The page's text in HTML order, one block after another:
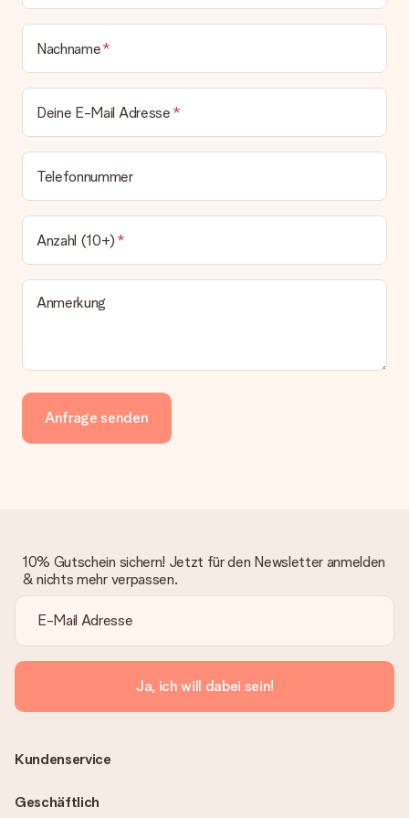
Nachname
Deine E-Mail Adresse
Telefonnummer
Anzahl (10+)
Anmerkung
Anfrage senden
10% Gutschein sichern! Jetzt für den Newsletter anmelden
& nichts mehr verpassen.
Ja, ich will dabei sein!
Kundenservice
Geschäftlich